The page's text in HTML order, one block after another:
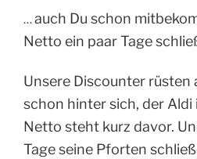
…auch Du schon
Netto ein paar Tage
Unsere Discounter rüsten
schon hinter sich, der Aldi
Netto steht kurz davor.
Tage seine Pforten